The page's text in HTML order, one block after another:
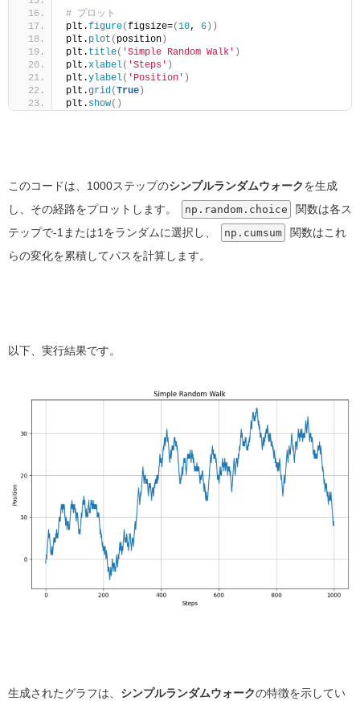
# プロット
plt.figure(figsize=(10, 6))
plt. plot ( position)
plt. title( 'Simple Random Walk' )
plt.xlabel( 'Steps' )
plt.ylabel( 'Position' )
plt.grid(True)
plt. show()
このコードは、1000ステップのシンプルランダムウォークを生成
し、その経路をプロットします。
np.random.choice
関数は各ス
テップで-1または1をランダムに選択し、
np.cumsum
関数はこれ
らの変化を累積してパスを計算します。
以下、実行結果です。
生成されたグラフは、 シンプルランダムウォークの特徴を示してい